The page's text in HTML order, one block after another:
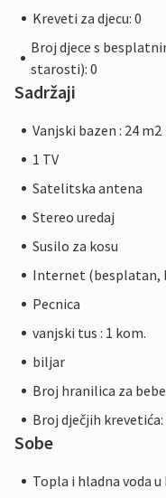
Kreveti za djecu: 0
Broj djece s
starosti): 0
Sadržaji
Vanjski bazen : 24 m2
1 TV
Satelitska antena
Stereo uredaj
Susilo za kosu
Internet (besplatan,
Pecnica
vanjski tus : 1 kom.
biljar
Broj hranilica za
Broj dječjih krevetića:
Sobe
Topla i hladna voda